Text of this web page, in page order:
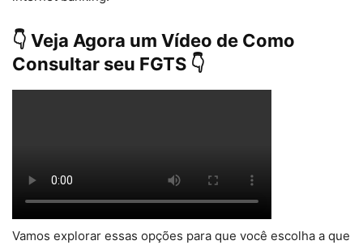
👇 Veja Agora um Vídeo de Como
Consultar seu FGTS 👇
Vamos explorar essas opções para que você escolha a que